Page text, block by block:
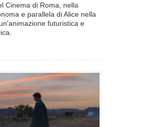
Cinema di Roma, nella
e parallela di Alice nella
futuristica e